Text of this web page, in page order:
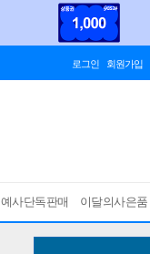
로그인 회원가입
예사단독판매 이달의사은품